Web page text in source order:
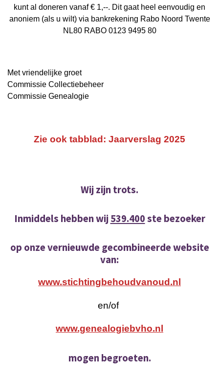
kunt al doneren vanaf € 1,--. Dit gaat heel eenvoudig en
anoniem (als u wilt) via bankrekening Rabo Noord Twente
NL80 RABO 0123 9495 80
Met vriendelijke groet
Commissie Collectiebeheer
Commissie Genealogie
Zie ook tabblad: Jaarverslag 2025
Wij zijn trots.
Inmiddels hebben wij 539.400ste bezoeker
op onze vernieuwde gecombineerde website
van:
www.stichtingbehoudvanoud.nl
en/of
www.genealogiebvho.nl
mogen begroeten.